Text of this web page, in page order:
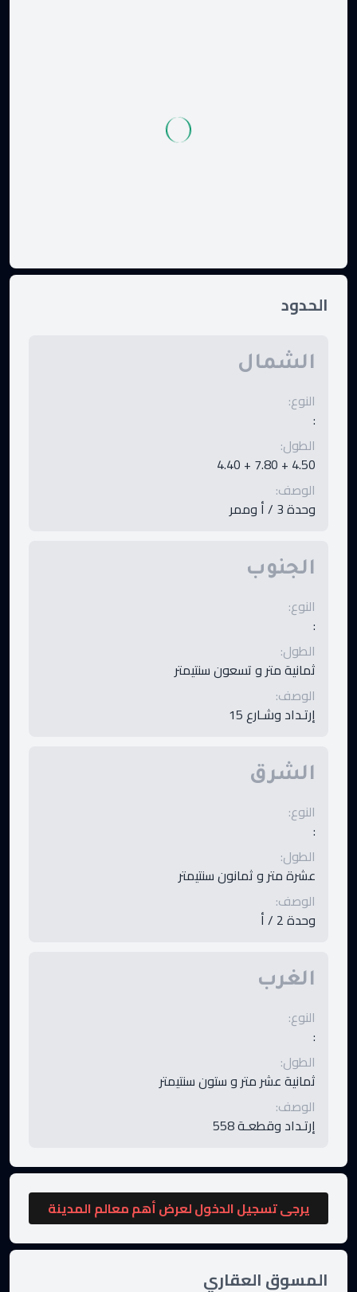
الحدود
الشمال
النوع:
:
الطول:
4.50 + 7.80 + 4.40
الوصف:
وحدة 3 / أ وممر
الجنوب
النوع:
:
الطول:
ثمانية متر و تسعون سنتيمتر
الوصف:
إرتـداد وشـارع 15
الشرق
النوع:
:
الطول:
عشرة متر و ثمانون سنتيمتر
الوصف:
وحدة 2 / أ
الغرب
النوع:
:
الطول:
ثمانية عشر متر و ستون سنتيمتر
الوصف:
إرتـداد وقطعـة 558
يرجى تسجيل الدخول لعرض أهم معالم المدينة
المسوق العقاري